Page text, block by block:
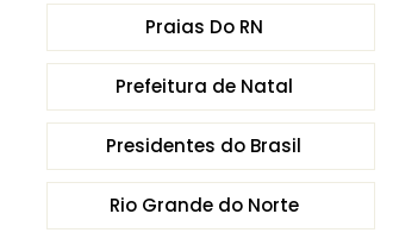
Praias Do RN
Prefeitura de Natal
Presidentes do Brasil
Rio Grande do Norte